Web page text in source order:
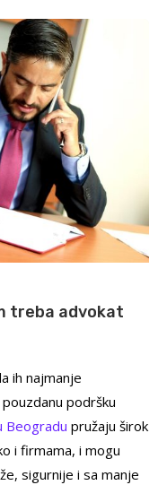
treba advokat
ih najmanje
podršku
Beogradu pružaju širok
i firmama, i mogu
sigurnije i sa manje